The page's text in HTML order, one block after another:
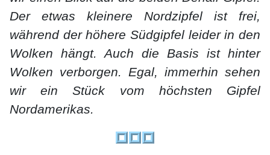
Der etwas kleinere Nordzipfel ist frei,
während der höhere Südgipfel leider in den
Wolken hängt. Auch die Basis ist hinter
Wolken verborgen. Egal, immerhin sehen
wir ein Stück vom höchsten Gipfel
Nordamerikas.